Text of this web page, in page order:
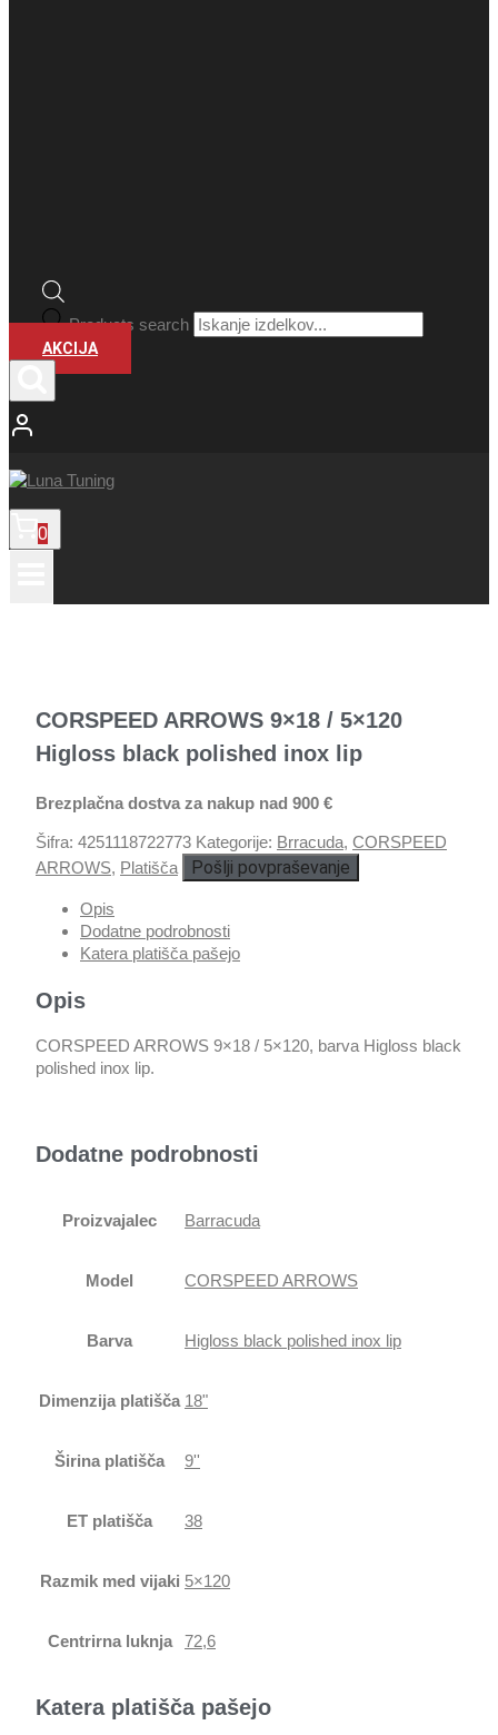
Products search
AKCIJA
0
CORSPEED ARROWS 9×18 / 5×120
Higloss black polished inox lip
Brezplačna dostva za nakup nad 900 €
Šifra: 4251118722773 Kategorije: Brracuda, CORSPEED
ARROWS, Platišča Pošlji povpraševanje
Opis
Dodatne podrobnosti
Katera platišča pašejo
Opis
CORSPEED ARROWS 9×18 / 5×120, barva Higloss black
polished inox lip.
Dodatne podrobnosti
Proizvajalec Barracuda
Model CORSPEED ARROWS
Barva Higloss black polished inox lip
Dimenzija platišča 18"
Širina platišča 9''
ET platišča 38
Razmik med vijaki 5×120
Centrirna luknja 72,6
Katera platišča pašejo